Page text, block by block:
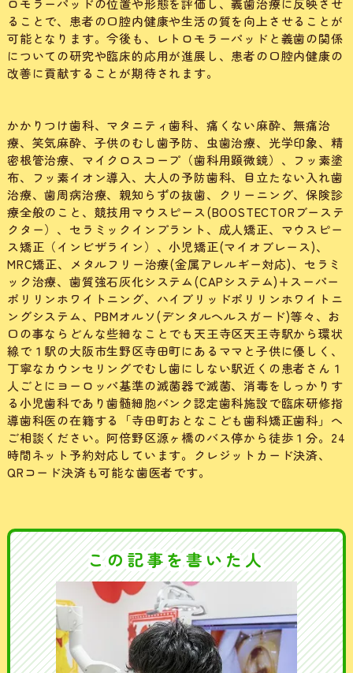
ロモラーパッドの位置や形態を評価し、義歯治療に反映させ
ることで、患者の口腔内健康や生活の質を向上させることが
可能となります。今後も、レトロモラーパッドと義歯の関係
についての研究や臨床的応用が進展し、患者の口腔内健康の
改善に貢献することが期待されます。
かかりつけ歯科、マタニティ歯科、痛くない麻酔、無痛治
療、笑気麻酔、子供のむし歯予防、虫歯治療、光学印象、精
密根管治療、マイクロスコープ（歯科用顕微鏡）、フッ素塗
布、フッ素イオン導入、大人の予防歯科、目立たない入れ歯
治療、歯周病治療、親知らずの抜歯、クリーニング、保険診
療全般のこと、競技用マウスピース(BOOSTECTORブーステ
クター）、セラミックインプラント、成人矯正、マウスピー
ス矯正（インビザライン）、小児矯正(マイオブレース)、
MRC矯正、メタルフリー治療(金属アレルギー対応)、セラミ
ック治療、歯質強石灰化システム(CAPシステム)+スーパー
ポリリンホワイトニング、ハイブリッドポリリンホワイトニ
ングシステム、PBMオルソ(デンタルヘルスガード)等々、お
口の事ならどんな些細なことでも天王寺区天王寺駅から環状
線で１駅の大阪市生野区寺田町にあるママと子供に優しく、
丁寧なカウンセリングでむし歯にしない駅近くの患者さん１
人ごとにヨーロッパ基準の滅菌器で滅菌、消毒をしっかりす
る小児歯科であり歯髄細胞バンク認定歯科施設で臨床研修指
導歯科医の在籍する「寺田町おとなこども歯科矯正歯科」へ
ご相談ください。阿倍野区源ヶ橋のバス停から徒歩１分。24
時間ネット予約対応しています。クレジットカード決済、
QRコード決済も可能な歯医者です。
この記事を書いた人